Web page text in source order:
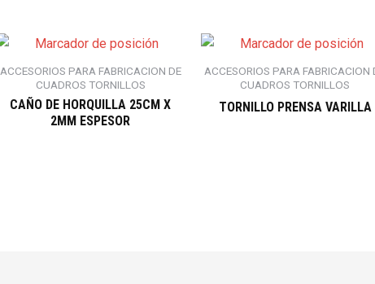
ACCESORIOS PARA FABRICACION DE
CUADROS TORNILLOS
CAÑO DE HORQUILLA 25CM X
2MM ESPESOR
ACCESORIOS PARA FABRICACION
CUADROS TORNILLOS
TORNILLO PRENSA VARILLA